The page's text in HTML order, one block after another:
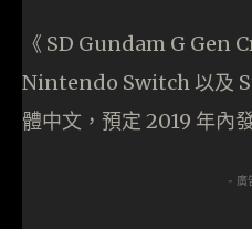
《 SD Gundam G Gen
Nintendo Switch 以及
體中文，預定 2019 年內
- 廣